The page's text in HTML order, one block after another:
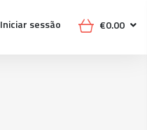
Iniciar sessão €0.00